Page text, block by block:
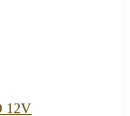
12V